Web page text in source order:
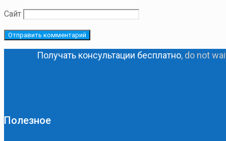
Сайт
Получать консультации бесплатно, do not wait and
Полезное